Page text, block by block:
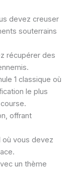
devez creuser
souterrains
récupérer des
1 classique où
le plus
offrant
où vous devez
un thème